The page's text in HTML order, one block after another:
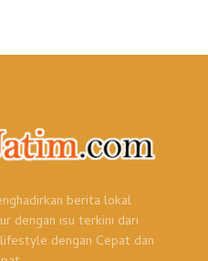
berita lokal
dengan isu terkini dari
dengan Cepat dan